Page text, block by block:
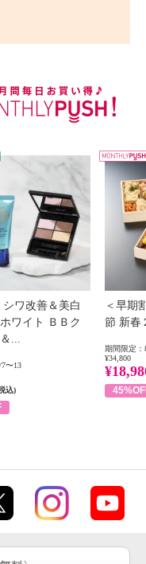
PUSH
ワ改善＆美白
ワイト ＢＢク
...
〜13
込)
＜早期
節 新春
期間限定：
¥34,800